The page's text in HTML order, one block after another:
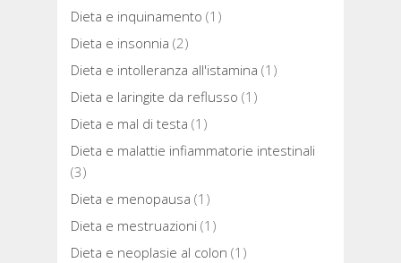
Dieta e inquinamento (1)
Dieta e insonnia (2)
Dieta e intolleranza all'istamina (1)
Dieta e laringite da reflusso (1)
Dieta e mal di testa (1)
Dieta e malattie infiammatorie intestinali
(3)
Dieta e menopausa (1)
Dieta e mestruazioni (1)
Dieta e neoplasie al colon (1)